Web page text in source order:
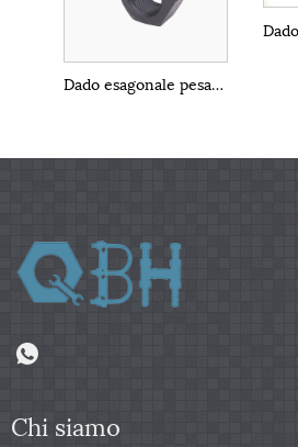
Dado esagonale pesante
Chi siamo